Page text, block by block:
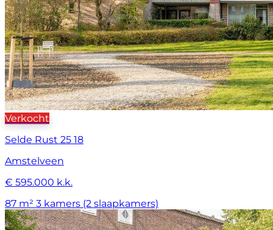
Verkocht
Selde Rust 25 18
Amstelveen
€ 595.000 k.k.
87 m² 3 kamers (2 slaapkamers)